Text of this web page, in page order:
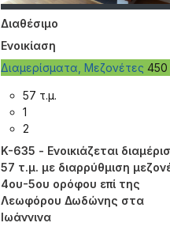
Διαθέσιμο
Ενοικίαση
Διαμερίσματα, Μεζονέτες
57 τ.μ.
1
2
K-635 - Ενοικιάζεται
57 τ.μ. με διαρρύθμιση
4ου-5ου ορόφου επί της
Λεωφόρου Δωδώνης στα
Ιωάννινα